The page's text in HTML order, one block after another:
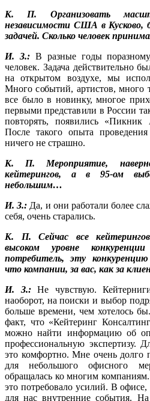
К. П. Организовать
независимости США в Кусково,
задачей. Сколько человек
И. З.: В разные годы
человек. Задача действительно
на открытом воздухе, мы
Много событий, артистов, много
все было в новинку, многое
первыми представили в России
повторять, появились
После такого опыта
ничего не страшно.
К. П. Мероприятие,
кейтерингов, а в 95-ом
небольшим…
И. З.: Да, и они работали более
себя, очень старались.
К. П. Сейчас все
высоком уровне
потребитель, эту
что компании, за вас, как за
И. З.:Не чувствую.
наоборот, на поиски и выбор
больше времени, чем хотелось
факт, что «Кейтеринг
можно найти информацию об
профессиональную экспертизу.
это комфортно. Мне очень долго
для небольшого офисного
обращалась ко многим
это потребовало усилий. В
для нас внутренние события.